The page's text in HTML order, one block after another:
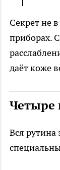
Секрет не
приборах.
даёт коже
Четыре
Вся рутина